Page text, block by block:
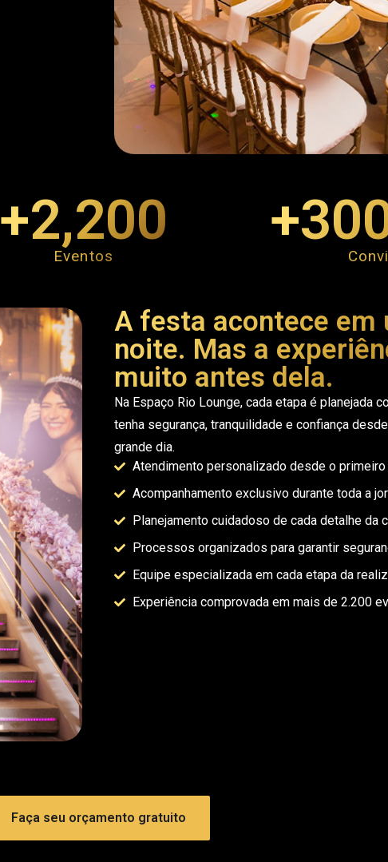
Eventos
+2,200 +
A festa acontece em
noite. Mas a
muito antes dela.
Na Espaço Rio Lounge, cada etapa é planejada
tenha segurança, tranquilidade e confiança
grande dia.
Atendimento personalizado desde o
Acompanhamento exclusivo durante toda a
Planejamento cuidadoso de cada detalhe da
Processos organizados para garantir
Equipe especializada em cada etapa da
Experiência comprovada em mais de 2.200
Faça seu orçamento gratuito